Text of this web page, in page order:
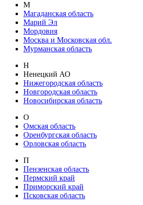
М
Магаданская область
Марий Эл
Мордовия
Москва и Московская обл.
Мурманская область
Н
Ненецкий АО
Нижегородская область
Новгородская область
Новосибирская область
О
Омская область
Оренбургская область
Орловская область
П
Пензенская область
Пермский край
Приморский край
Псковская область